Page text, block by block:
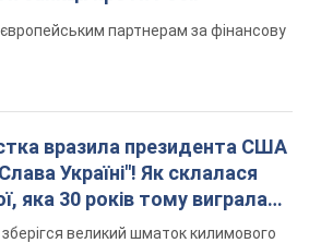
по Київщині загинула
ліцею, її чоловік та онук
терору